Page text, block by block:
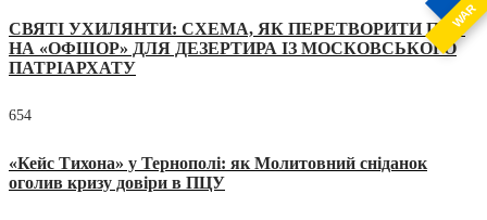
WAR
СВЯТІ УХИЛЯНТИ: СХЕМА, ЯК ПЕРЕТВОРИТИ ПЦУ
НА «ОФШОР» ДЛЯ ДЕЗЕРТИРА ІЗ МОСКОВСЬКОГО
ПАТРІАРХАТУ
654
«Кейс Тихона» у Тернополі: як Молитовний сніданок
оголив кризу довіри в ПЦУ